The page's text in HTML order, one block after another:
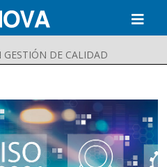
GESTIÓN DE CALIDAD